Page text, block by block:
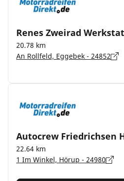
Renes Zweirad
20.78 km
An Rollfeld, Eggebek - 24852
Autocrew Friedrichsen
22.64 km
1 Im Winkel, Hörup - 24980